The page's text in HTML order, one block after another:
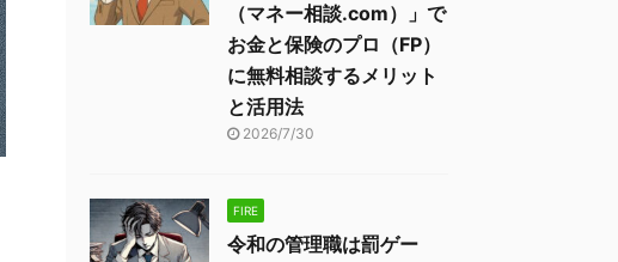
（マネー相談.com）」で
お金と保険のプロ（FP）
に無料相談するメリット
と活用法
2026/7/30
FIRE
令和の管理職は罰ゲー